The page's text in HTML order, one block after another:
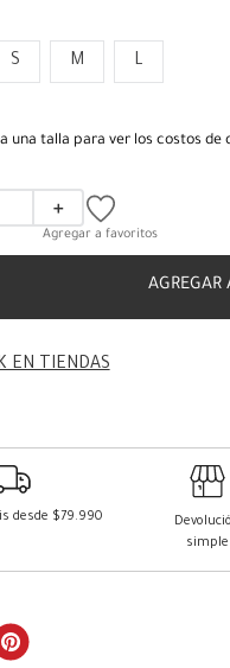
S M L
una talla para ver los costos de
＋
AGREGAR
EN TIENDAS
desde $79.990
simple